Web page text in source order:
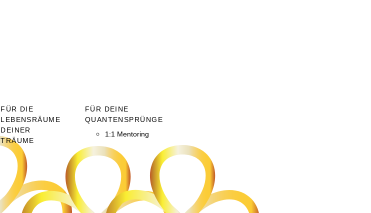
FÜR DIE
LEBENSRÄUME
DEINER
TRÄUME
FÜR DEINE
QUANTENSPRÜNGE
1:1 Mentoring